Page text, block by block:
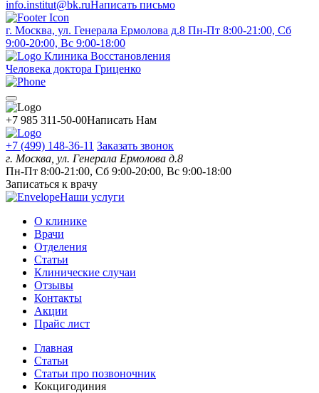
info.institut@bk.ruНаписать письмо
г. Москва, ул. Генерала Ермолова д.8 Пн-Пт 8:00-21:00, Сб
9:00-20:00, Вс 9:00-18:00
Клиника Восстановления
Человека доктора Гриценко
+7 985 311-50-00Написать Нам
+7 (499) 148-36-11 Заказать звонок
г. Москва, ул. Генерала Ермолова д.8
Пн-Пт 8:00-21:00, Сб 9:00-20:00, Вс 9:00-18:00
Записаться к врачу
Наши услуги
О клинике
Врачи
Отделения
Статьи
Клинические случаи
Отзывы
Контакты
Акции
Прайс лист
Главная
Статьи
Статьи про позвоночник
Кокцигодиния